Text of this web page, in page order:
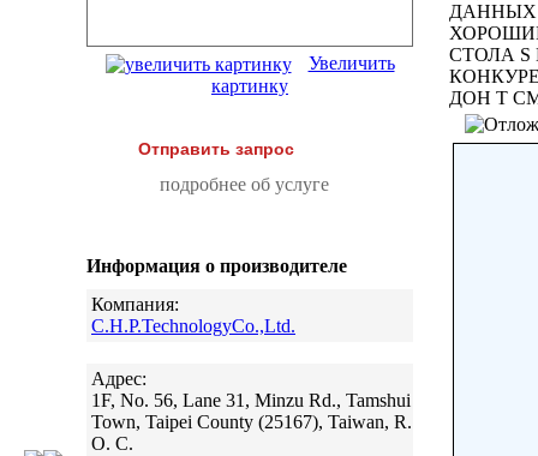
Увеличить
картинку
Отправить запрос
подробнее об услуге
Информация о производителе
Компания:
C.H.P.TechnologyCo.,Ltd.
Адрес:
1F, No. 56, Lane 31, Minzu Rd., Tamshui
Town, Taipei County (25167), Taiwan, R.
O. C.
ДАННЫХ
СТОЛА
ДОН Т